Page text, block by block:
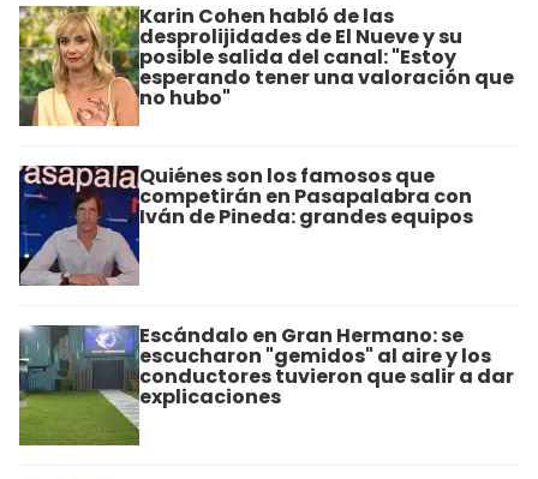
Karin Cohen habló de las
desprolijidades de El Nueve y su
posible salida del canal: "Estoy
esperando tener una valoración que
no hubo"
Quiénes son los famosos que
competirán en Pasapalabra con
Iván de Pineda: grandes equipos
Escándalo en Gran Hermano: se
escucharon "gemidos" al aire y los
conductores tuvieron que salir a dar
explicaciones